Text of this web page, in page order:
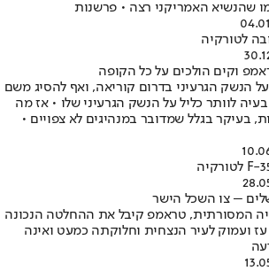
שהנשיא האמריקני רצה • פרשנות
לטורקיה
וקים הולכים על כל הקופה
הנשק הגרעיני בדרום קוריאה, ואף להסיג משם
לוותר כליל על הנשק הגרעיני שלו • אז מה
בעיקר בגלל שמדובר במנהיגים לא צפויים •
– צו השכל הישר
המסורתית, טראמפ קיבל את ההחלטה הנכונה
ועמוק לעיר הנצחית וחלוקתה כמעט ואינה